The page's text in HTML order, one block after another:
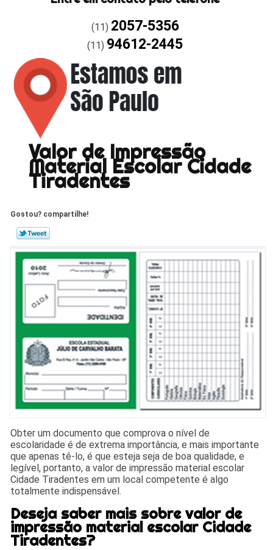
(11) 2057-5356
(11) 94612-2445
Valor de Impressão
Material Escolar Cidade
Tiradentes
Gostou? compartilhe!
Obter um documento que comprova o nível de
escolaridade é de extrema importância, e mais importante
que apenas tê-lo, é que esteja seja de boa qualidade, e
legível, portanto, a valor de impressão material escolar
Cidade Tiradentes em um local competente é algo
totalmente indispensável.
Deseja saber mais sobre valor de
impressão material escolar Cidade
Tiradentes?